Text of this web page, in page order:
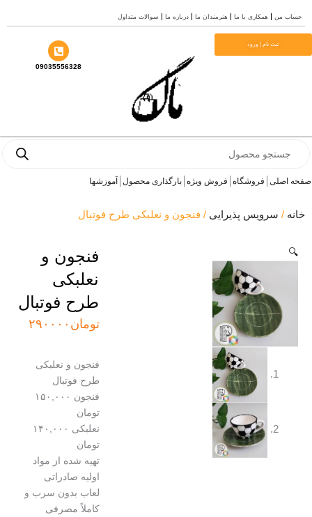
من همکاری با ما هنرمندان ما درباره ما سوالات متداول
ثبت نام | ورود
09035556328
اصلی فروشگاه فروش ویژه بارگذاری محصول آموزشها
/سرویس پذیرایی/ فنجون و نعلبکی طرح فوتبال
فنجون و
نعلبکی
طرح فوتبال
تومان۲۹۰۰۰۰
فنجون و نعلبکی
طرح فوتبال
فنجون ۱۵۰,۰۰۰
تومان
نعلبکی ۱۴۰,۰۰۰
تومان
تهیه شده از مواد
اولیه صادراتی
لعاب بدون سرب و
کاملاً مصرفی